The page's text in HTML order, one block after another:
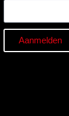
Aanmelden